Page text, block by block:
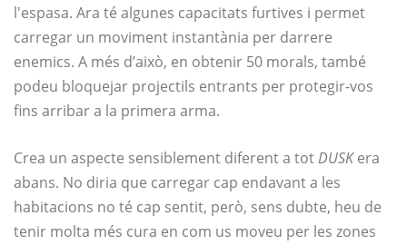
l'espasa. Ara té algunes capacitats furtives i permet
carregar un moviment instantània per darrere
enemics. A més d’això, en obtenir 50 morals, també
podeu bloquejar projectils entrants per protegir-vos
fins arribar a la primera arma.
Crea un aspecte sensiblement diferent a totDUSKera
abans. No diria que carregar cap endavant a les
habitacions no té cap sentit, però, sens dubte, heu de
tenir molta més cura en com us moveu per les zones